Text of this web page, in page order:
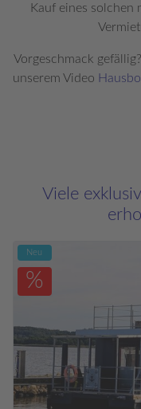
Kauf eines solchen
Vorgeschmack
unserem Video
Viele
Neu
%